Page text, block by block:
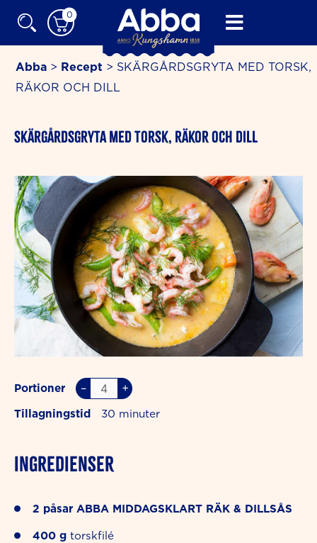
0
Abba > Recept > SKÄRGÅRDSGRYTA MED TORSK,
RÄKOR OCH DILL
SKÄRGÅRDSGRYTA MED TORSK, RÄKOR OCH DILL
Portioner – +
Tillagningstid 30
INGREDIENSER
2 påsar ABBA MIDDAGSKLART RÄK & DILLSÅS
400 g torskfilé